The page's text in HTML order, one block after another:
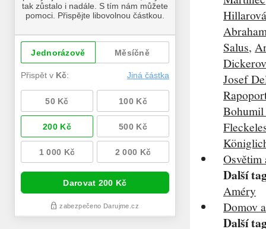
Hillarová
Salus,
Josef
Osvětim
Další
Améry
Domov
Další